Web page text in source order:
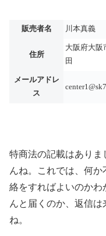
販売者名 川本真義
住所
大阪府大阪
田
メールアドレ
ス
特商法の記載はあり
んね。これでは、何
絡をすればよいのかわ
んと届くのか、返信
ね。